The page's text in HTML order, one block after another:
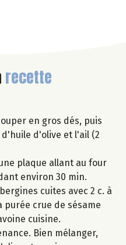
recette
en gros dés, puis
d'huile d'olive et l'ail (2
plaque allant au four
environ 30 min.
cuites avec 2 c. à
purée crue de sésame
cuisine.
Bien mélanger,